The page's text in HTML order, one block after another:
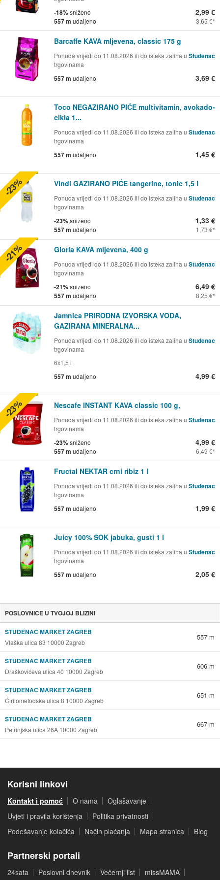
-18%sniženo
557 m udaljeno
2,99 €
3,65 €
Barcaffe KAVA mljevena, classic 175 g
Ponuda vrijedi do 11.08.2026 ili do isteka zaliha u Studenac
trgovinama
557 m udaljeno 3,69 €
Toco NEGAZIRANO PIĆE multivitamin, avokado-
cikla 1...
Ponuda vrijedi do 11.08.2026 ili do isteka zaliha u Studenac
trgovinama
557 m udaljeno 1,45 €
Vindi GAZIRANO PIĆE tangerine, tonic 1,5 l
Ponuda vrijedi do 11.08.2026 ili do isteka zaliha u Studenac
trgovinama
-23%sniženo
557 m udaljeno
1,33 €
1,73 €
-23%
Gloria KAVA mljevena, 400 g
Ponuda vrijedi do 11.08.2026 ili do isteka zaliha u Studenac
trgovinama
-21%sniženo
557 m udaljeno
6,49 €
8,25 €
-21%
Jamnica PRIRODNA IZVORSKA VODA,
GAZIRANA MINERALNA...
Ponuda vrijedi do 11.08.2026 ili do isteka zaliha u Studenac
trgovinama
6x1,5 l
557 m udaljeno 4,99 €
Nescafe INSTANT KAVA classic 100 g,
Ponuda vrijedi do 11.08.2026 ili do isteka zaliha u Studenac
trgovinama
-23%sniženo
557 m udaljeno
4,99 €
6,49 €
-23%
Fructal NEKTAR crni ribiz 1 l
Ponuda vrijedi do 11.08.2026 ili do isteka zaliha u Studenac
trgovinama
557 m udaljeno 1,99 €
Juicy 100% SOK jabuka, gusti 1 l
Ponuda vrijedi do 11.08.2026 ili do isteka zaliha u Studenac
trgovinama
557 m udaljeno 2,05 €
POSLOVNICE U TVOJOJ BLIZINI
STUDENAC MARKET ZAGREB
Vlaška ulica 83 10000 Zagreb
557 m
STUDENAC MARKET ZAGREB
Draškovićeva ulica 40 10000 Zagreb
606 m
STUDENAC MARKET ZAGREB
Ćirilometodska ulica 8 10000 Zagreb
651 m
STUDENAC MARKET ZAGREB
Petrinjska ulica 26A 10000 Zagreb
667 m
Korisni linkovi
Kontakt i pomoć O nama
Oglašavanje
Uvjeti i pravila korištenja
Politika privatnosti
Podešavanje kolačića
Način plaćanja Mapa stranica Blog
Partnerski portali
24sata Poslovni dnevnik Večernji list missMAMA